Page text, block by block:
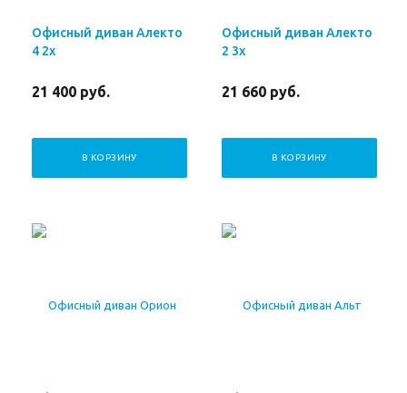
Офисный диван Алекто
4 2х
21 400 руб.
В КОРЗИНУ
Офисный диван Алекто
2 3х
21 660 руб.
В КОРЗИНУ